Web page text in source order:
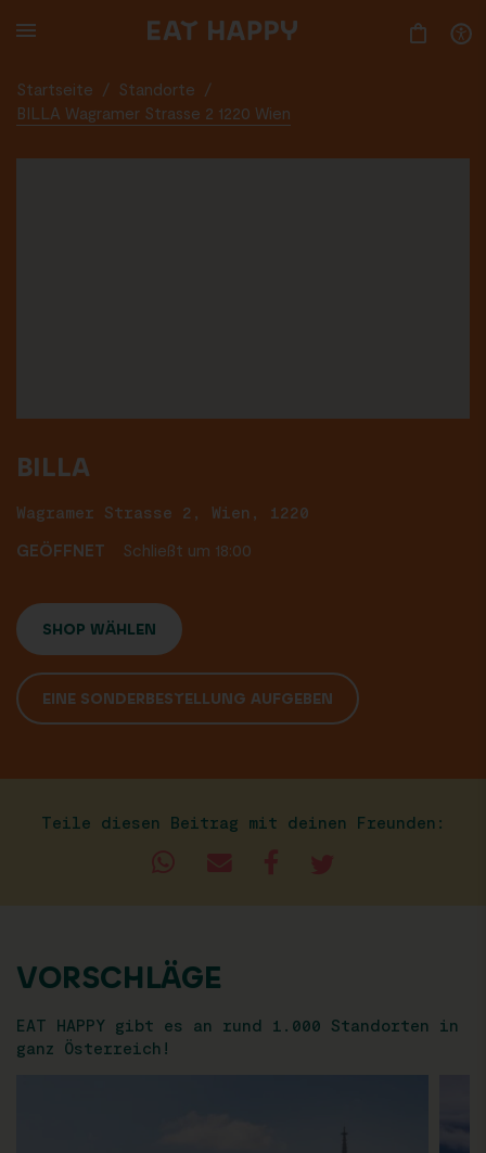
TO
Startseite / Standorte
/
BILLA Wagramer Strasse 2 1220 Wien
BILLA
Wagramer Strasse 2, Wien, 1220
GEÖFFNET
Schließt um 18:00
SHOP WÄHLEN
EINE SONDERBESTELLUNG AUFGEBEN
Teile diesen Beitrag mit deinen Freunden:
VORSCHLÄGE
EAT HAPPY gibt es an rund 1.000 Standorten in
ganz Österreich!